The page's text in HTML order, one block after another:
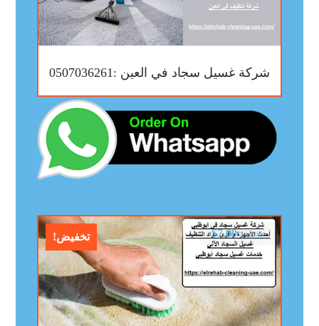
شركة غسيل سجاد في العين :0507036261
تخفيض! $10.00
$7.00